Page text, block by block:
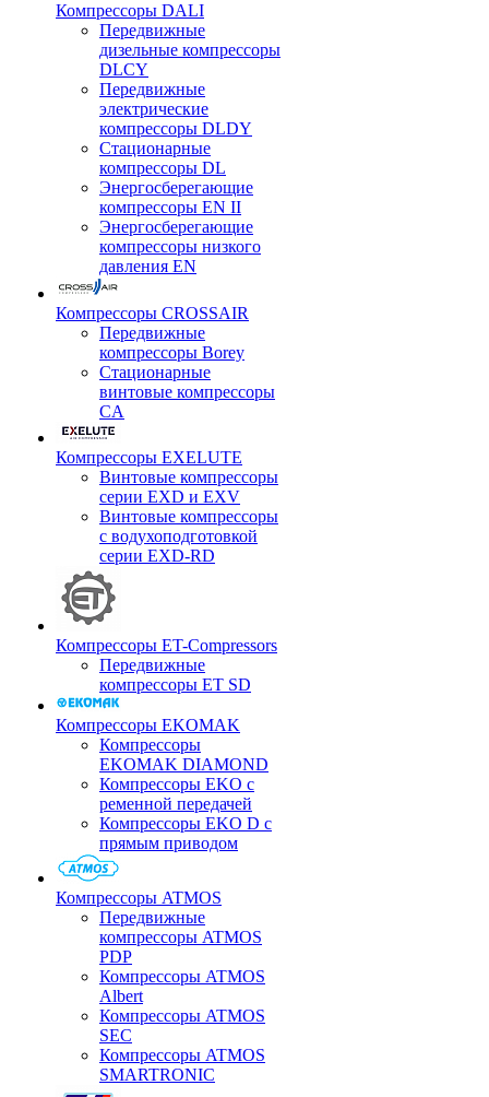
Компрессоры DALI
Передвижные
дизельные компрессоры
DLCY
Передвижные
электрические
компрессоры DLDY
Стационарные
компрессоры DL
Энергосберегающие
компрессоры EN II
Энергосберегающие
компрессоры низкого
давления EN
Компрессоры CROSSAIR
Передвижные
компрессоры Borey
Стационарные
винтовые компрессоры
CA
Компрессоры EXELUTE
Винтовые компрессоры
серии EXD и EXV
Винтовые компрессоры
с водухоподготовкой
серии EXD-RD
Компрессоры ET-Compressors
Передвижные
компрессоры ET SD
Компрессоры EKOMAK
Компрессоры
EKOMAK DIAMOND
Компрессоры EKO c
ременной передачей
Компрессоры EKO D с
прямым приводом
Компрессоры ATMOS
Передвижные
компрессоры ATMOS
PDP
Компрессоры ATMOS
Albert
Компрессоры ATMOS
SEC
Компрессоры ATMOS
SMARTRONIC